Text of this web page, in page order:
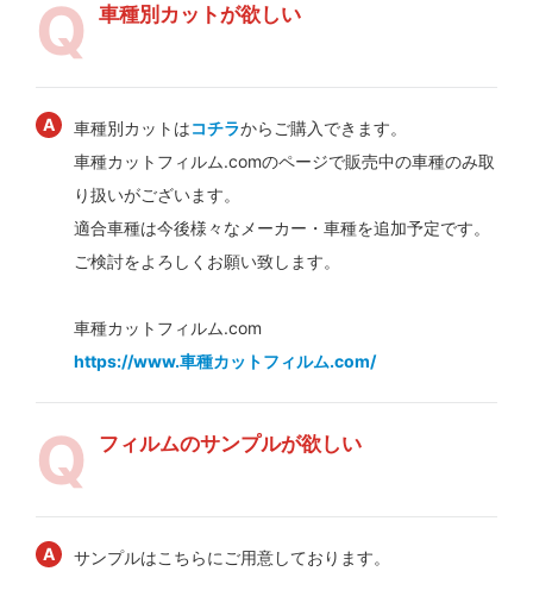
車種別カットが欲しい
車種別カットはコチラからご購入できます。
車種カットフィルム.comのページで販売中の車種のみ取
り扱いがございます。
適合車種は今後様々なメーカー・車種を追加予定です。
ご検討をよろしくお願い致します。
車種カットフィルム.com
https://www.車種カットフィルム.com/
フィルムのサンプルが欲しい
サンプルはこちらにご用意しております。